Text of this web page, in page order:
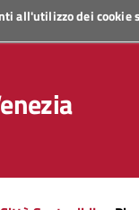
all'utilizzo dei